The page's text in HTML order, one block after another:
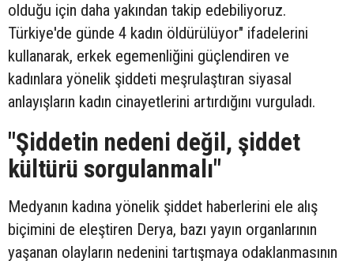
olduğu için daha yakından takip edebiliyoruz.
Türkiye'de günde 4 kadın öldürülüyor" ifadelerini
kullanarak, erkek egemenliğini güçlendiren ve
kadınlara yönelik şiddeti meşrulaştıran siyasal
anlayışların kadın cinayetlerini artırdığını vurguladı.
"Şiddetin nedeni değil, şiddet
kültürü sorgulanmalı"
Medyanın kadına yönelik şiddet haberlerini ele alış
biçimini de eleştiren Derya, bazı yayın organlarının
yaşanan olayların nedenini tartışmaya odaklanmasının